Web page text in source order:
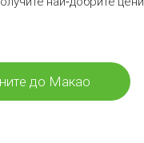
до Макао